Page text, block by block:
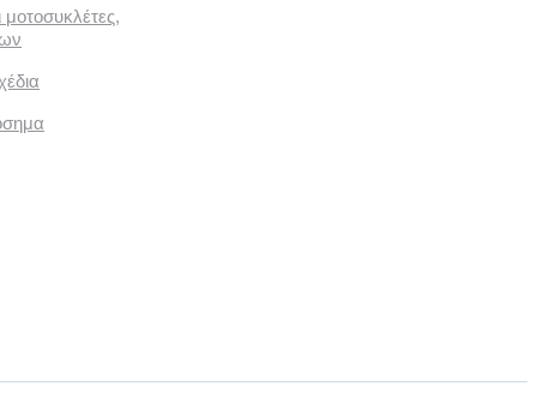
μοτοσυκλέτες,